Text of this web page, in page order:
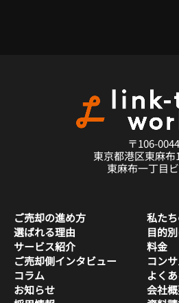
〒106-0044
東京都港区東麻
東麻布一丁目
ご売却の進め方
私た
選ばれる理由
目的
サービス紹介
料金
ご売却側インタビュー
コン
コラム
よく
お知らせ
会社